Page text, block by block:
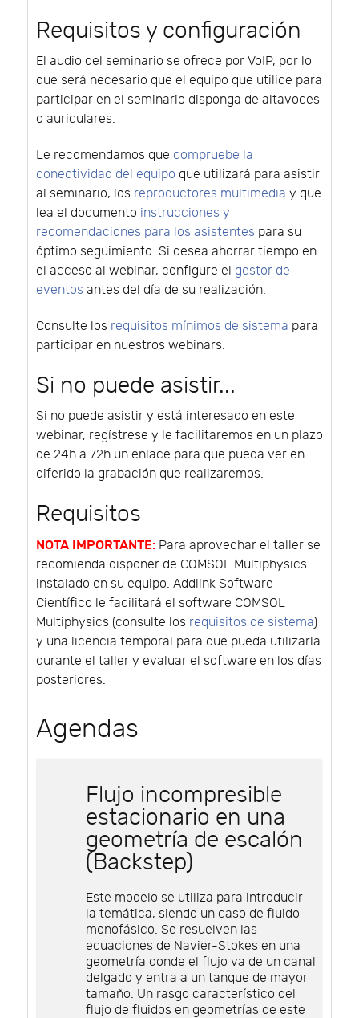
Requisitos y configuración
El audio del seminario se ofrece por VoIP, por lo
que será necesario que el equipo que utilice para
participar en el seminario disponga de altavoces
o auriculares.
Le recomendamos que compruebe la
conectividad del equipo que utilizará para asistir
al seminario, los reproductores multimedia y que
lea el documento instrucciones y
recomendaciones para los asistentes para su
óptimo seguimiento. Si desea ahorrar tiempo en
el acceso al webinar, configure el gestor de
eventos antes del día de su realización.
Consulte los requisitos mínimos de sistema para
participar en nuestros webinars.
Si no puede asistir...
Si no puede asistir y está interesado en este
webinar, regístrese y le facilitaremos en un plazo
de 24h a 72h un enlace para que pueda ver en
diferido la grabación que realizaremos.
Requisitos
NOTA IMPORTANTE: Para aprovechar el taller se
recomienda disponer de COMSOL Multiphysics
instalado en su equipo. Addlink Software
Científico le facilitará el software COMSOL
Multiphysics (consulte los requisitos de sistema)
y una licencia temporal para que pueda utilizarla
durante el taller y evaluar el software en los días
posteriores.
Agendas
Flujo incompresible
estacionario en una
geometría de escalón
(Backstep)
Este modelo se utiliza para introducir
la temática, siendo un caso de fluido
monofásico. Se resuelven las
ecuaciones de Navier-Stokes en una
geometría donde el flujo va de un canal
delgado y entra a un tanque de mayor
tamaño. Un rasgo característico del
flujo de fluidos en geometrías de este